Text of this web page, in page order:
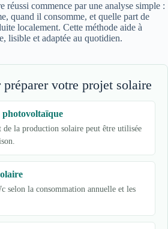
réussi commence par une analyse simple :
quand il consomme, et quelle part de
localement. Cette méthode aide à
lisible et adaptée au quotidien.
votre projet solaire
photovoltaïque
de la production solaire peut être utilisée
selon la consommation annuelle et les